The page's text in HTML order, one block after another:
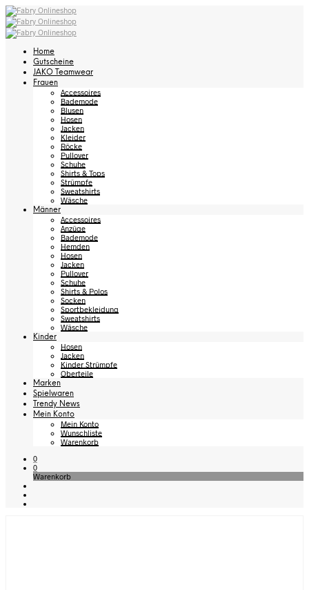
Home
Gutscheine
JAKO Teamwear
Frauen
Accessoires
Bademode
Blusen
Hosen
Jacken
Kleider
Röcke
Pullover
Schuhe
Shirts & Tops
Strümpfe
Sweatshirts
Wäsche
Männer
Accessoires
Anzüge
Bademode
Hemden
Hosen
Jacken
Pullover
Schuhe
Shirts & Polos
Socken
Sportbekleidung
Sweatshirts
Wäsche
Kinder
Hosen
Jacken
Kinder Strümpfe
Oberteile
Marken
Spielwaren
Trendy News
Mein Konto
Mein Konto
Wunschliste
Warenkorb
0
0
Warenkorb